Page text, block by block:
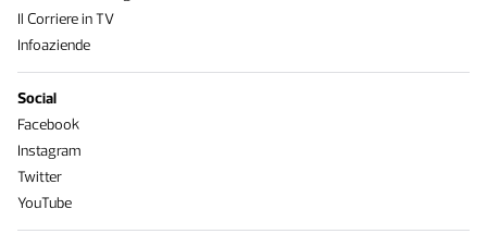
Il Corriere in TV
Infoaziende
Social
Facebook
Instagram
Twitter
YouTube